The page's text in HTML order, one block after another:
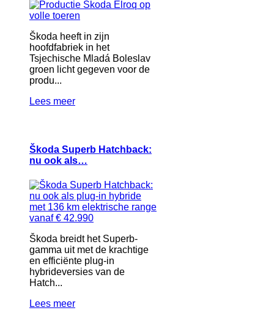
Škoda heeft in zijn
hoofdfabriek in het
Tsjechische Mladá Boleslav
groen licht gegeven voor de
produ...
Lees meer
Škoda Superb Hatchback:
nu ook als…
Škoda breidt het Superb-
gamma uit met de krachtige
en efficiënte plug-in
hybrideversies van de
Hatch...
Lees meer